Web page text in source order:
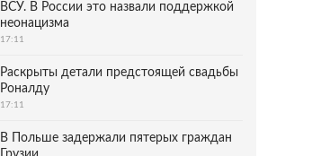
ВСУ. В России это назвали поддержкой
неонацизма
17:11
Раскрыты детали предстоящей свадьбы
Роналду
17:11
В Польше задержали пятерых граждан